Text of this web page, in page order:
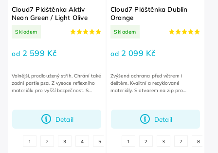
Cloud7 Pláštěnka Aktiv
Neon Green / Light Olive
Skladem
od 2 599 Kč
Detail
Volnější, prodloužený střih. Chrání také
zadní partie psa. Z vysoce reflexního
materiálu pro vyšší bezpečnost. S
1 2 3 4 5
Cloud7 Pláštěnka Dublin
Orange
Skladem
od 2 099 Kč
Detail
Zvýšená ochrana před větrem i
deštěm. Kvalitní a recyklované
materiály. S otvorem na zip pro
1 2 3 7 8